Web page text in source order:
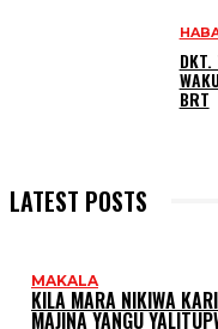
DKT.
BRT
LATEST POSTS
MAKALA
KILA MARA NIKIWA
MAJINA YANGU